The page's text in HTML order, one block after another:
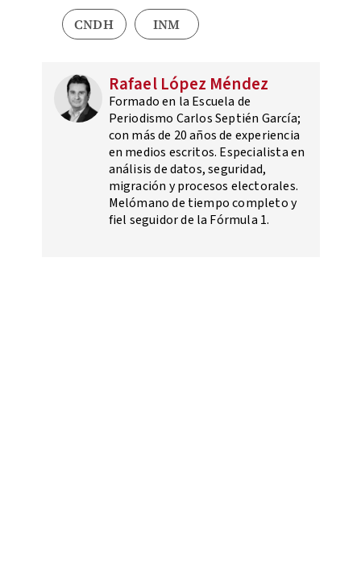
CNDH INM
Rafael López Méndez
Formado en la Escuela de
Periodismo Carlos Septién García;
con más de 20 años de experiencia
en medios escritos. Especialista en
análisis de datos, seguridad,
migración y procesos electorales.
Melómano de tiempo completo y
fiel seguidor de la Fórmula 1.